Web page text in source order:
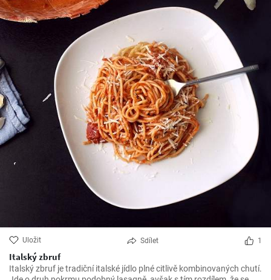
Uložit Sdílet 1
Italský zbruf
Italský zbruf je tradiční italské jídlo plné citlivě kombinovaných chutí.